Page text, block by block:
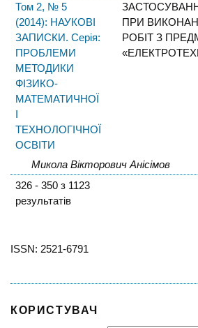
КОРИСТУВАЧ
Том 2, № 5
(2014): НАУКОВІ
ЗАПИСКИ. Серія:
ПРОБЛЕМИ
МЕТОДИКИ
ФІЗИКО-
МАТЕМАТИЧНОЇ
І
ТЕХНОЛОГІЧНОЇ
ОСВІТИ
ПРИ
РОБІТ З
Микола Вікторович Анісімов
326 - 350 з 1123
результатів
ISSN: 2521-6791